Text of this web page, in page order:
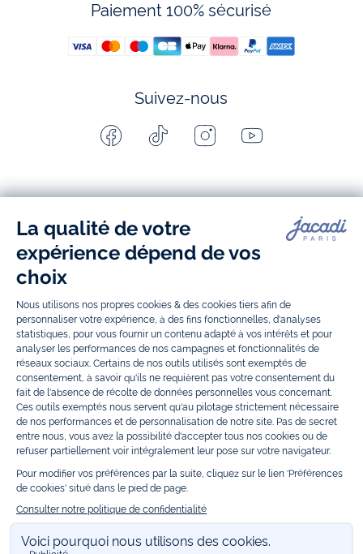
Paiement 100% sécurisé
Suivez-nous
Facebook
Paris
Tiktok
Paris
Instagram
Paris
Youtube
Paris
vêtements etchaussures
, à la fois élégants et intemporels. Retrouvez,
entre autres, nos collections de body, blouse et combinaison pour les
nouveaux-nés
, de t-shirt, pull et short pour les
et de pantalons,
chaussettes et accessoires pour les enfantsde 1 mois à 12 ans.
Découvrez nos collections mode et tendance pour filles et garçons.
Grâce àJacadi Seconde Vie
trouvez des idéescadeaux de Noël. Un heureux événement est arrivé ?
Retrouvez nos idéescadeaux de naissance, ainsi que lemobilier
Bénéficiez également de prix réduits avec nos collections spéciales de
vêtements enfants en soldeset de notrecollection Outlettoute l’année.
Guettez lespromotions Prix Doux, une opération spéciale Jacadi avec
des vêtements enfant à prix tout ronds. Adhérez au programme de
Fidélité Jacadi afin de profiter desventes privées. Retrouvez la collection
Les Essentielset ses vêtements emblématiques aux couleurs de la
marque, la collectionReflexaux vêtements originaux et ludiques avec
des détails réfléchissants, la collectionSport Chicaussi innovante
qu'élégante, ainsi que les Petits tricotspour compléter le vestiaire de
bébé. Pour passer l’automne et l’hiver au chaud, Jacadi vous propose une
lesJolis Jours, c’est l’occasion de retrouver la nouvelle collection Jacadi
bébé et enfant à prix doux. Un mariage, un baptême, une communion de
prévue ? Trouvez unetenue de cérémonie
les sacsTohana, confectionnés en partenariat avec l'Association
situation de grande précarité d’apprendre le métier de couturière.